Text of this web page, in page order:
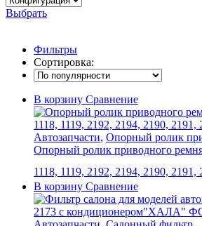
Выбрать
Фильтры
Сортировка:
В корзину Сравнение
Автозапчасти, Опорный ролик
Опорный ролик приводного
1118, 1119, 2192, 2194, 2190, 2191,
В корзину Сравнение